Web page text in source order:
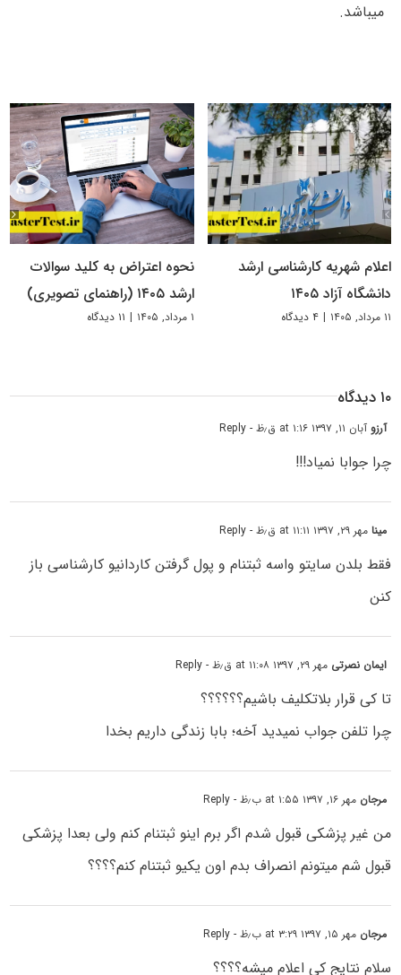
میباشد.
اعلام شهریه کارشناسی ارشد
دانشگاه آزاد ۱۴۰۵
۱۱ مرداد, ۱۴۰۵ | ۴ دیدگاه
نحوه اعتراض به کلید سوالات
ارشد ۱۴۰۵ (راهنمای تصویری)
۱ مرداد, ۱۴۰۵ | ۱۱ دیدگاه
۱۰ دیدگاه
آرزوآبان ۱۱, ۱۳۹۷ at ۱:۱۶ ق٫ظ - Reply
چرا جوابا نمیاد!!!
مینامهر ۲۹, ۱۳۹۷ at ۱۱:۱۱ ق٫ظ - Reply
فقط بلدن سایتو واسه ثبتنام و پول گرفتن کاردانیو کارشناسی باز
کنن
ایمان نصرتی مهر ۲۹, ۱۳۹۷ at ۱۱:۰۸ ق٫ظ - Reply
تا کی قرار بلاتکلیف باشیم؟؟؟؟؟؟
چرا تلفن جواب نمیدید آخه؛ بابا زندگی داریم بخدا
مرجان مهر ۱۶, ۱۳۹۷ at ۱:۵۵ ب٫ظ - Reply
من غیر پزشکی قبول شدم اگر برم اینو ثبتنام کنم ولی بعدا پزشکی
قبول شم میتونم انصراف بدم اون یکیو ثبتنام کنم؟؟؟؟
مرجان مهر ۱۵, ۱۳۹۷ at ۳:۲۹ ب٫ظ - Reply
سلام نتایج کی اعلام میشه؟؟؟؟